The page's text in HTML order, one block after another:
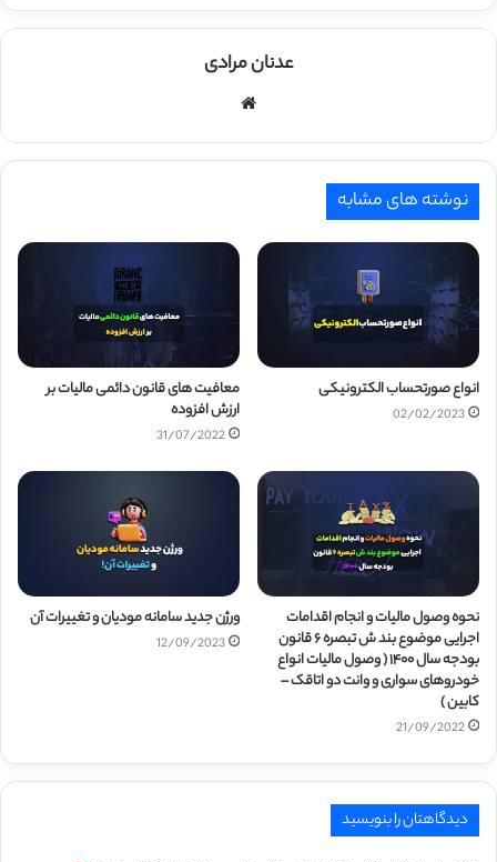
عدنان مرادی
نوشته های مشابه
انواع صورتحساب الکترونیکی
02/02/2023
معافیت های قانون دائمی مالیات بر
ارزش افزوده
31/07/2022
نحوه وصول مالیات و انجام اقدامات
اجرایی موضوع بند ش تبصره ۶ قانون
بودجه سال ۱۴۰۰ ( وصول مالیات انواع
خودروهای سواری و وانت دو اتاقک –
کابین )
21/09/2022
ورژن جدید سامانه مودیان و تغییرات آن
12/09/2023
دیدگاهتان را بنویسید